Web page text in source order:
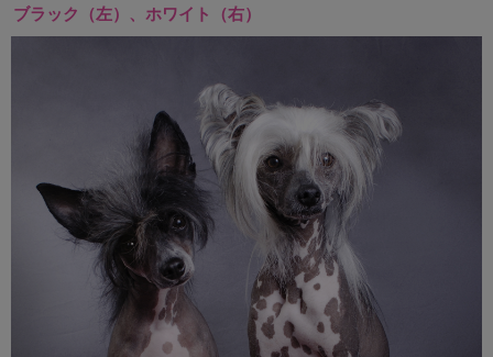
ブラック（左）、ホワイト（右）